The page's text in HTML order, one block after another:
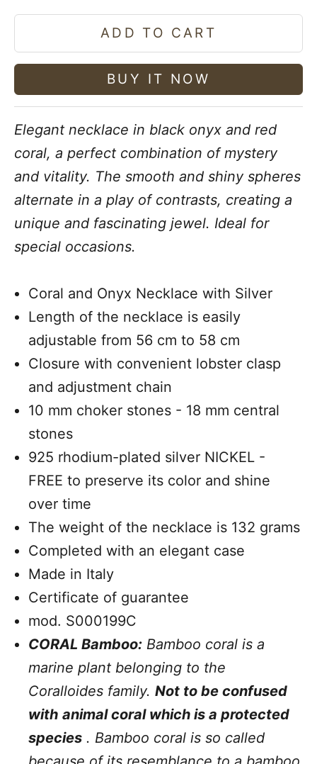
ADD TO CART
BUY IT NOW
Elegant necklace in black onyx and red
coral, a perfect combination of mystery
and vitality. The smooth and shiny spheres
alternate in a play of contrasts, creating a
unique and fascinating jewel. Ideal for
special occasions.
Coral and Onyx Necklace with Silver
Length of the necklace is easily
adjustable from 56 cm to 58 cm
Closure with convenient lobster clasp
and adjustment chain
10 mm choker stones - 18 mm central
stones
925 rhodium-plated silver NICKEL -
FREE to preserve its color and shine
over time
The weight of the necklace is 132 grams
Completed with an elegant case
Made in Italy
Certificate of guarantee
mod. S000199C
CORAL Bamboo: Bamboo coral is a
marine plant belonging to the
Coralloides family. Not to be confused
with animal coral which is a protected
species . Bamboo coral is so called